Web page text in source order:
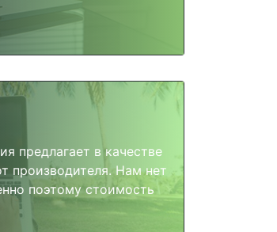
предлагает в качестве
производителя. Нам нет
поэтому стоимость